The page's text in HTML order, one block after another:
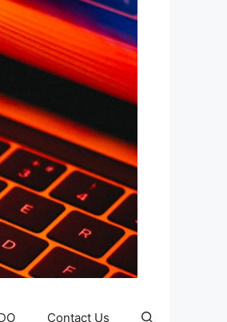
Contact Us